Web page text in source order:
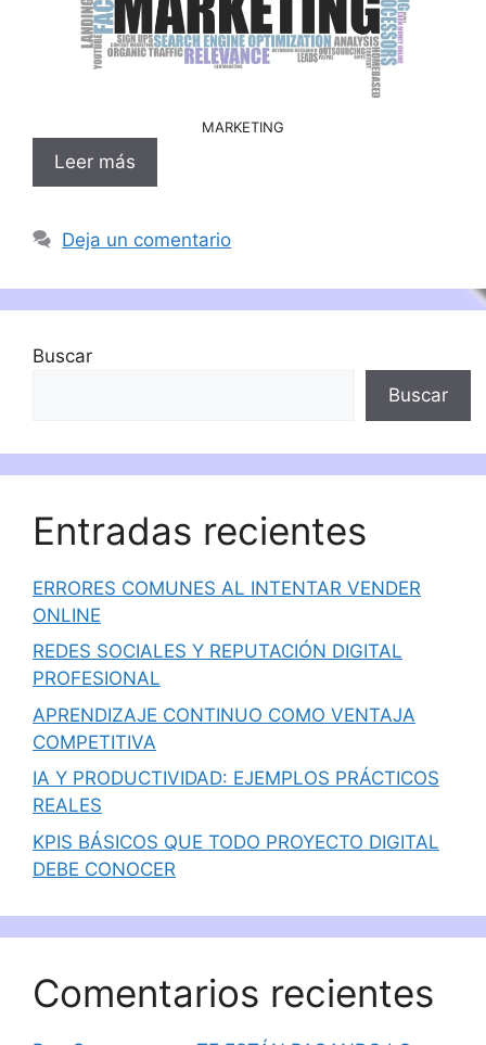
MARKETING
Leer más
Deja un comentario
Buscar
Buscar
Entradas recientes
ERRORES COMUNES AL INTENTAR VENDER
ONLINE
REDES SOCIALES Y REPUTACIÓN DIGITAL
PROFESIONAL
APRENDIZAJE CONTINUO COMO VENTAJA
COMPETITIVA
IA Y PRODUCTIVIDAD: EJEMPLOS PRÁCTICOS
REALES
KPIS BÁSICOS QUE TODO PROYECTO DIGITAL
DEBE CONOCER
Comentarios recientes